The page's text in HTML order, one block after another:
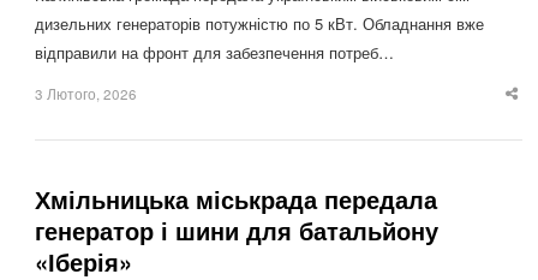
дизельних генераторів потужністю по 5 кВт. Обладнання вже
відправили на фронт для забезпечення потреб…
3 Лютого, 2026
Хмільницька міськрада передала
генератор і шини для батальйону
«Іберія»